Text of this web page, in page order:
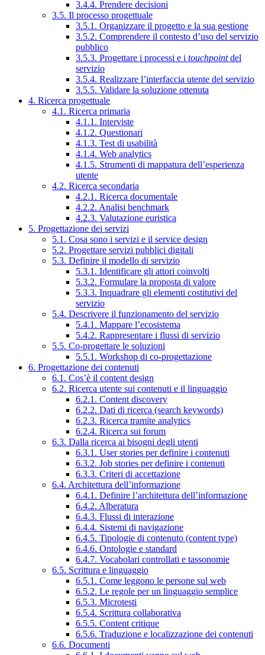
3.4.4. Prendere decisioni
3.5. Il processo progettuale
3.5.1. Organizzare il progetto e la sua gestione
3.5.2. Comprendere il contesto d’uso del servizio
pubblico
3.5.3. Progettare i processi e i touchpointdel
servizio
3.5.4. Realizzare l’interfaccia utente del servizio
3.5.5. Validare la soluzione ottenuta
4. Ricerca progettuale
4.1. Ricerca primaria
4.1.1. Interviste
4.1.2. Questionari
4.1.3. Test di usabilità
4.1.4. Web analytics
4.1.5. Strumenti di mappatura dell’esperienza
utente
4.2. Ricerca secondaria
4.2.1. Ricerca documentale
4.2.2. Analisi benchmark
4.2.3. Valutazione euristica
5. Progettazione dei servizi
5.1. Cosa sono i servizi e il service design
5.2. Progettare servizi pubblici digitali
5.3. Definire il modello di servizio
5.3.1. Identificare gli attori coinvolti
5.3.2. Formulare la proposta di valore
5.3.3. Inquadrare gli elementi costitutivi del
servizio
5.4. Descrivere il funzionamento del servizio
5.4.1. Mappare l’ecosistema
5.4.2. Rappresentare i flussi di servizio
5.5. Co-progettare le soluzioni
5.5.1. Workshop di co-progettazione
6. Progettazione dei contenuti
6.1. Cos’è il content design
6.2. Ricerca utente sui contenuti e il linguaggio
6.2.1. Content discovery
6.2.2. Dati di ricerca (search keywords)
6.2.3. Ricerca tramite analytics
6.2.4. Ricerca sui forum
6.3. Dalla ricerca ai bisogni degli utenti
6.3.1. User stories per definire i contenuti
6.3.2. Job stories per definire i contenuti
6.3.3. Criteri di accettazione
6.4. Architettura dell’informazione
6.4.1. Definire l’architettura dell’informazione
6.4.2. Alberatura
6.4.3. Flussi di interazione
6.4.4. Sistemi di navigazione
6.4.5. Tipologie di contenuto (content type)
6.4.6. Ontologie e standard
6.4.7. Vocabolari controllati e tassonomie
6.5. Scrittura e linguaggio
6.5.1. Come leggono le persone sul web
6.5.2. Le regole per un linguaggio semplice
6.5.3. Microtesti
6.5.4. Scrittura collaborativa
6.5.5. Content critique
6.5.6. Traduzione e localizzazione dei contenuti
6.6. Documenti